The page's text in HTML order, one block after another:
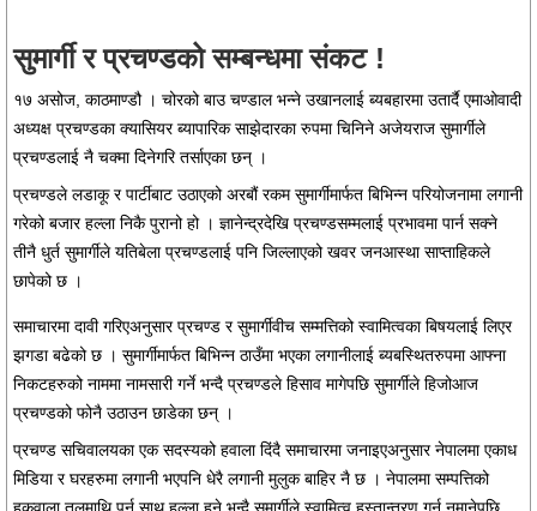
सुमार्गी र प्रचण्डको सम्बन्धमा संकट !
१७ असोज, काठमाण्डौ । चोरको बाउ चण्डाल भन्ने उखानलाई ब्यबहारमा उतार्दै एमाओवादी
अध्यक्ष प्रचण्डका क्यासियर ब्यापारिक साझेदारका रुपमा चिनिने अजेयराज सुमार्गीले
प्रचण्डलाई नै चक्मा दिनेगरि तर्साएका छन् ।
प्रचण्डले लडाकू र पार्टीबाट उठाएको अरबौं रकम सुमार्गीमार्फत बिभिन्न परियोजनामा लगानी
गरेको बजार हल्ला निकै पुरानो हो । ज्ञानेन्द्रदेखि प्रचण्डसम्मलाई प्रभावमा पार्न सक्ने
तीनै धुर्त सुमार्गीले यतिबेला प्रचण्डलाई पनि जिल्लाएको खवर जनआस्था साप्ताहिकले
छापेको छ ।
समाचारमा दावी गरिएअनुसार प्रचण्ड र सुमार्गीवीच सम्मत्तिको स्वामित्वका बिषयलाई लिएर
झगडा बढेको छ । सुमार्गीमार्फत बिभिन्न ठाउँमा भएका लगानीलाई ब्यबस्थितरुपमा आफ्ना
निकटहरुको नाममा नामसारी गर्ने भन्दै प्रचण्डले हिसाव मागेपछि सुमार्गीले हिजोआज
प्रचण्डको फोनै उठाउन छाडेका छन् ।
प्रचण्ड सचिवालयका एक सदस्यको हवाला दिंदै समाचारमा जनाइएअनुसार नेपालमा एकाध
मिडिया र घरहरुमा लगानी भएपनि धेरै लगानी मुलुक बाहिर नै छ । नेपालमा सम्पत्तिको